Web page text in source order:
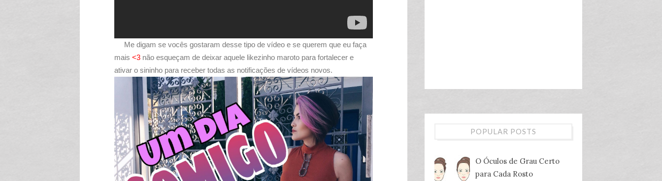
Me digam se vocês gostaram desse tipo de vídeo e se querem que eu faça
mais <3 não esqueçam de deixar aquele likezinho maroto para fortalecer e
ativar o sininho para receber todas as notificações de vídeos novos.
POPULAR POSTS
O Óculos de Grau Certo
para Cada Rosto